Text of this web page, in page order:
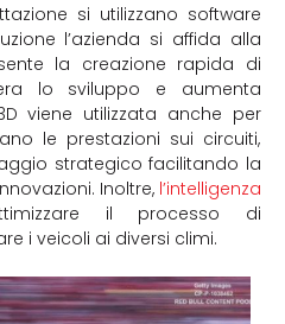
si utilizzano software
l’azienda si affida alla
la creazione rapida di
lo sviluppo e aumenta
viene utilizzata anche per
le prestazioni sui circuiti,
strategico facilitando la
Inoltre, l’intelligenza
il processo di
i veicoli ai diversi climi.